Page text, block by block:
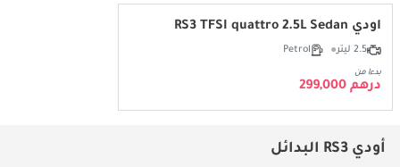
أودي RS3 TFSI quattro 2.5L Sedan
2.5 ليتر Petrol
بدءا من
درهم 299,000
أودي RS3 البدائل